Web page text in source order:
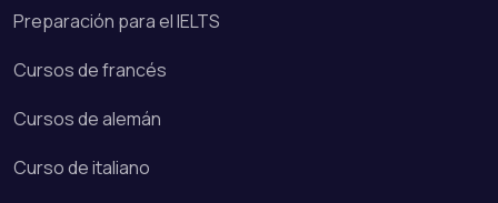
Preparación para el IELTS
Cursos de francés
Cursos de alemán
Curso de italiano